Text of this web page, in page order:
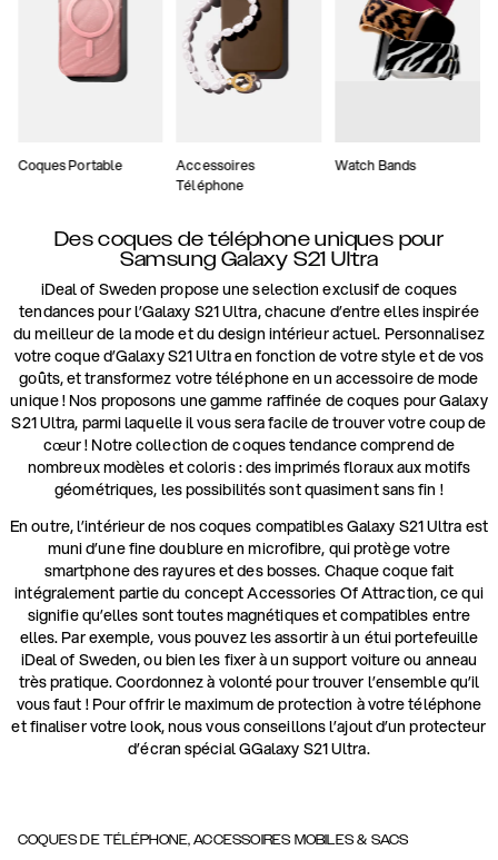
Coques Portable
Accessoires
Téléphone
Watch Bands
Des coques de téléphone uniques pour
Samsung Galaxy S21 Ultra
iDeal of Sweden propose une selection exclusif de coques
tendances pour l’Galaxy S21 Ultra, chacune d’entre elles inspirée
du meilleur de la mode et du design intérieur actuel. Personnalisez
votre coque d’Galaxy S21 Ultra en fonction de votre style et de vos
goûts, et transformez votre téléphone en un accessoire de mode
unique ! Nos proposons une gamme raffinée de coques pour Galaxy
S21 Ultra, parmi laquelle il vous sera facile de trouver votre coup de
cœur ! Notre collection de coques tendance comprend de
nombreux modèles et coloris : des imprimés floraux aux motifs
géométriques, les possibilités sont quasiment sans fin !
En outre, l’intérieur de nos coques compatibles Galaxy S21 Ultra est
muni d’une fine doublure en microfibre, qui protège votre
smartphone des rayures et des bosses. Chaque coque fait
intégralement partie du concept Accessories Of Attraction, ce qui
signifie qu’elles sont toutes magnétiques et compatibles entre
elles. Par exemple, vous pouvez les assortir à un étui portefeuille
iDeal of Sweden, ou bien les fixer à un support voiture ou anneau
très pratique. Coordonnez à volonté pour trouver l’ensemble qu’il
vous faut ! Pour offrir le maximum de protection à votre téléphone
et finaliser votre look, nous vous conseillons l’ajout d’un protecteur
d’écran spécial GGalaxy S21 Ultra.
COQUES DE TÉLÉPHONE, ACCESSOIRES MOBILES & SACS